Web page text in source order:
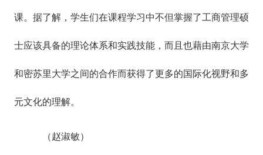
课。据了解，学生们在课程学习中不但掌握了工商管理硕
士应该具备的理论体系和实践技能，而且也藉由南京大学
和密苏里大学之间的合作而获得了更多的国际化视野和多
元文化的理解。
（赵淑敏）